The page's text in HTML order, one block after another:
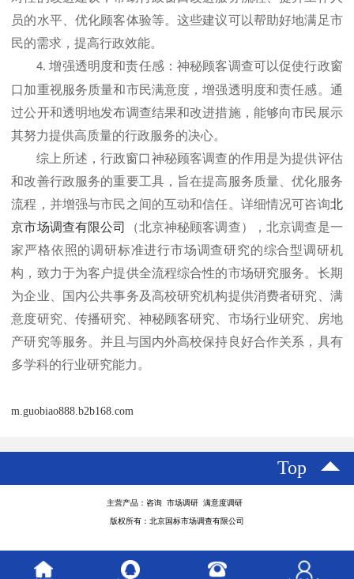
员的水平、优化顾客体验等。这些建议可以帮助好地满足市
民的需求，提高行政效能。
4.增强透明度和责任感：神秘顾客调查可以促使行政窗
口加重视服务质量和市民满意度，增强透明度和责任感。通
过公开和透明地发布调查结果和改进措施，能够向市民展示
其努力提供高质量的行政服务的决心。
综上所述，行政窗口神秘顾客调查的作用是为提供评估
和改善行政服务的重要工具，旨在提高服务质量、优化服务
流程，并增强与市民之间的互动和信任。 详细情况可咨询北
京市场调查有限公司
（北京神秘顾客调查），北京调查是一
家严格依照的调研标准进行市场调查研究的综合型调研机
构，致力于为客户提供全流程综合性的市场研究服务。长期
为企业、国内公共事务及高校研究机构提供消费者研究、满
意度研究、传播研究、神秘顾客研究、市场行业研究、房地
产研究等服务。并且与国内外高校保持良好合作关系，具有
多学科的行业研究能力 。
m.guobiao888.b2b168.com
Top
主营产品：咨询 市场调研 满意度调研
版权所有：北京国标市场调查有限公司